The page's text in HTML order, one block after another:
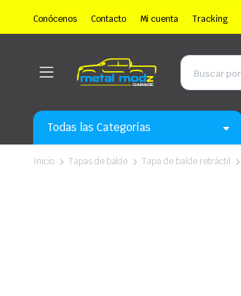
Conócenos Contacto Mi cuenta Tracking
Todas las Categorías
Inicio Tapas de balde Tapa de balde retráctil